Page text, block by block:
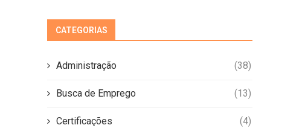
CATEGORIAS
Administração (38)
Busca de Emprego (13)
Certificações (4)